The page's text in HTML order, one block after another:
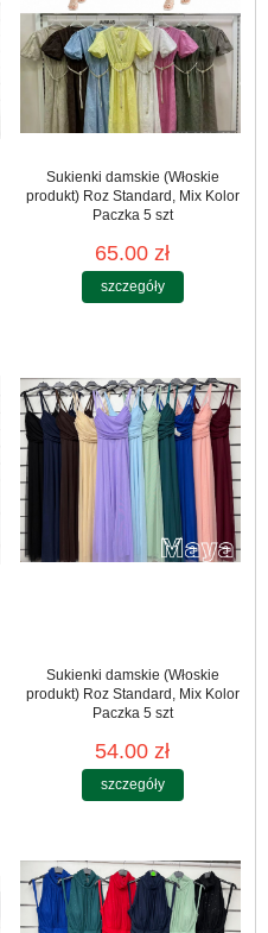
Sukienki damskie (Włoskie
produkt) Roz Standard, Mix Kolor
Paczka 5 szt
65.00 zł
szczegóły
Sukienki damskie (Włoskie
produkt) Roz Standard, Mix Kolor
Paczka 5 szt
54.00 zł
szczegóły